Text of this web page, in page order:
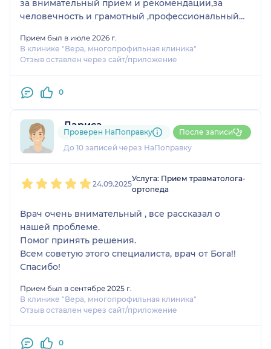
за внимательный прием и рекомендации,за
человечность и грамотный ,профессиональный
третье посещение ортопеда травматолога
,Алексей Владимирович ЛУЧШИЙ❤️Врач от БОГА,
Прием был в июле 2026 г.
В клинике "Вера, многопрофильная клиника"
Отзыв оставлен через сайт/приложение
0
Лариса
5 отзывов и1 оценка
До 10 записей через НаПоправку
Проверен НаПоправку После записи
24.09.2025
Услуга: Прием травматолога-
ортопеда
Врач очень внимательный , все рассказал о
нашей проблеме.
Помог принять решения.
Всем советую этого специалиста, врач от Бога!!
Спасибо!
Прием был в сентябре 2025 г.
В клинике "Вера, многопрофильная клиника"
Отзыв оставлен через сайт/приложение
0